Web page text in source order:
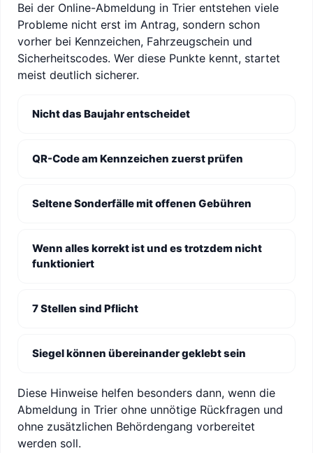
Bei der Online-Abmeldung in Trier entstehen viele
Probleme nicht erst im Antrag, sondern schon
vorher bei Kennzeichen, Fahrzeugschein und
Sicherheitscodes. Wer diese Punkte kennt, startet
meist deutlich sicherer.
Nicht das Baujahr entscheidet
QR-Code am Kennzeichen zuerst prüfen
Seltene Sonderfälle mit offenen Gebühren
Wenn alles korrekt ist und es trotzdem nicht
funktioniert
7 Stellen sind Pflicht
Siegel können übereinander geklebt sein
Diese Hinweise helfen besonders dann, wenn die
Abmeldung in Trier ohne unnötige Rückfragen und
ohne zusätzlichen Behördengang vorbereitet
werden soll.